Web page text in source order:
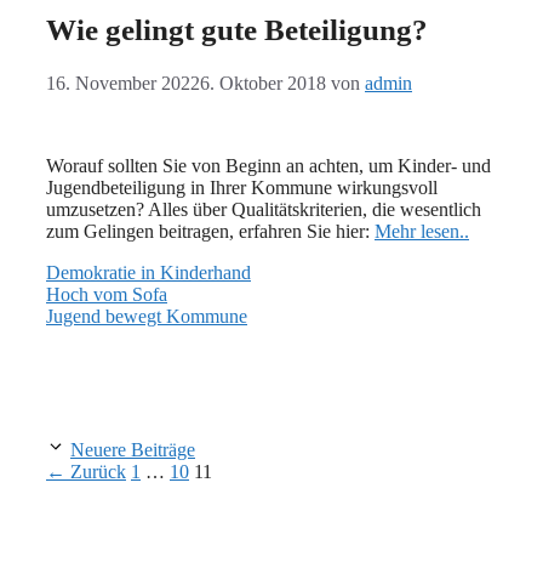
Wie gelingt gute Beteiligung?
16. November 20226. Oktober 2018 von admin
Worauf sollten Sie von Beginn an achten, um Kinder- und
Jugendbeteiligung in Ihrer Kommune wirkungsvoll
umzusetzen? Alles über Qualitätskriterien, die wesentlich
zum Gelingen beitragen, erfahren Sie hier: Mehr lesen..
Demokratie in Kinderhand
Hoch vom Sofa
Jugend bewegt Kommune
Neuere Beiträge
← Zurück Seite
1 … Seite
10 Seite
11